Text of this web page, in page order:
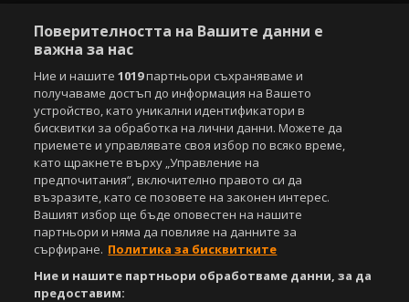
Този уебсайт е собственост наSportal Media Group
Етични правила на НСС
Лични данни
Управление на предпочитания
Съдържанието на този уеб сайт и технологиите, използвани в него, са
под закрила на Закона за авторското право и сродните му права.
Всички статии, репортажи, интервюта и други текстови, графични и
видео материали, публикувани в сайта, са собственост на Агенция
Спортал, освен ако изрично е посочено друго. Допуска се
публикуване на текстови материали само след писмено съгласие на
Агенция Спортал, посочване на източника и добавяне на линк към
www.sportal.bg. Използването на графични и видео материали,
публикувани в сайта, е строго забранено. Нарушителите ще бъдат
санкционирани с цялата строгост на закона.
Поверителността на Вашите данни е
важна за нас
Ние и нашите1019партньори съхраняваме и
получаваме достъп до информация на Вашето
устройство, като уникални идентификатори в
бисквитки за обработка на лични данни. Можете да
приемете и управлявате своя избор по всяко време,
като щракнете върху „Управление на
предпочитания“, включително правото си да
възразите, като се позовете на законен интерес.
Вашият избор ще бъде оповестен на нашите
партньори и няма да повлияе на данните за
сърфиране. Политика за бисквитките
Ние и нашите партньори обработваме данни, за да
предоставим: